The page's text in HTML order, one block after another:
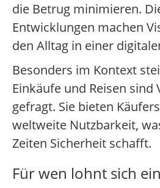
die Betrug minimieren.
Entwicklungen machen
den Alltag in einer
Besonders im Kontext
Einkäufe und Reisen sind
gefragt. Sie bieten
weltweite Nutzbarkeit,
Zeiten Sicherheit schafft.
Für wen lohnt sich